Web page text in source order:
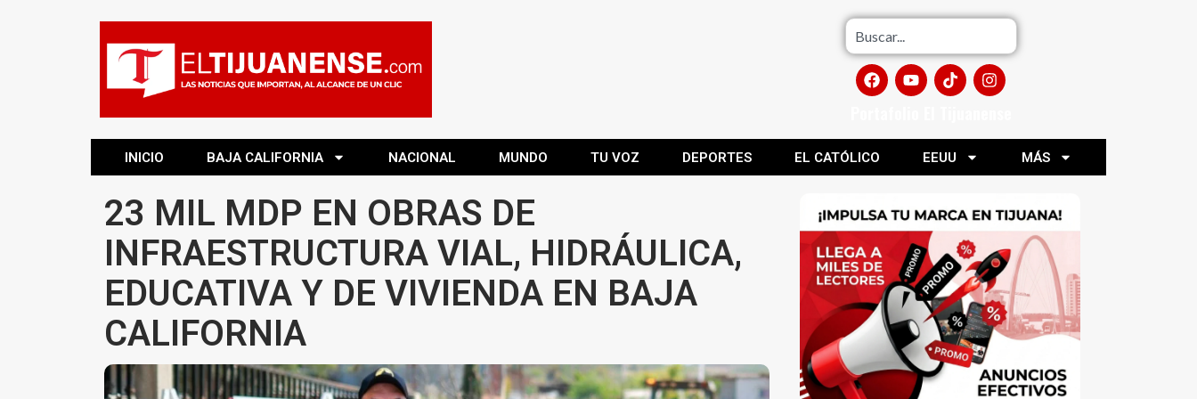
INICIO BAJA CALIFORNIA NACIONAL MUNDO TU VOZ DEPORTES EL CATÓLICO EEUU MÁS
23 MIL MDP EN OBRAS DE
INFRAESTRUCTURA VIAL, HIDRÁULICA,
EDUCATIVA Y DE VIVIENDA EN BAJA
CALIFORNIA